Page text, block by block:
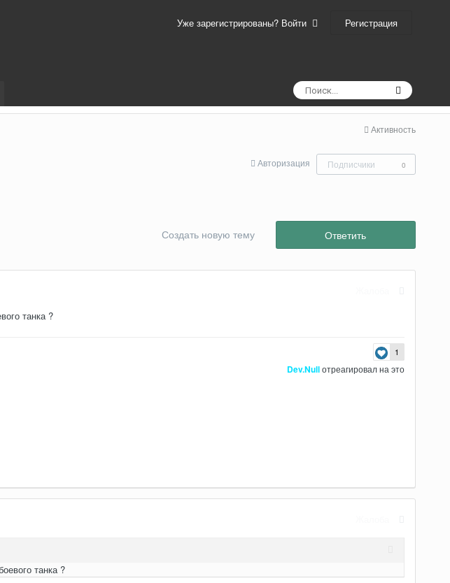
Уже зарегистрированы? Войти Регистрация
Активность
Авторизация Подписчики 0
Ответить
Создать новую тему
танка ?
1
Dev.Nullотреагировал на это
танка ?